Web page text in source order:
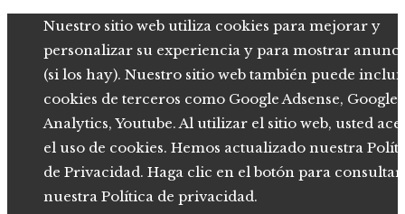
Nuestro sitio web utiliza cookies para mejorar y
personalizar su experiencia y para mostrar
(si los hay). Nuestro sitio web también puede
cookies de terceros como Google Adsense, Google
Analytics, Youtube. Al utilizar el sitio web, usted
el uso de cookies. Hemos actualizado nuestra
de Privacidad. Haga clic en el botón para consultar
nuestra Política de privacidad.